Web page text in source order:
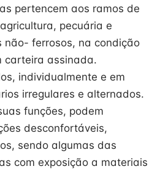
pertencem aos ramos de
pecuária e
não- ferrosos, na condição
carteira assinada.
individualmente e em
irregulares e alternados.
funções, podem
desconfortáveis,
sendo algumas das
com exposição a materiais